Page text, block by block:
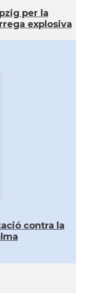
per la
explosiva
contra la